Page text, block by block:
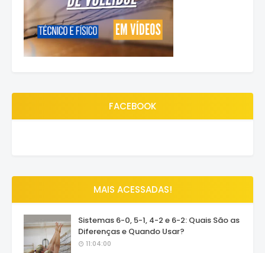
FACEBOOK
MAIS ACESSADAS!
Sistemas 6-0, 5-1, 4-2 e 6-2: Quais São as
Diferenças e Quando Usar?
11:04:00